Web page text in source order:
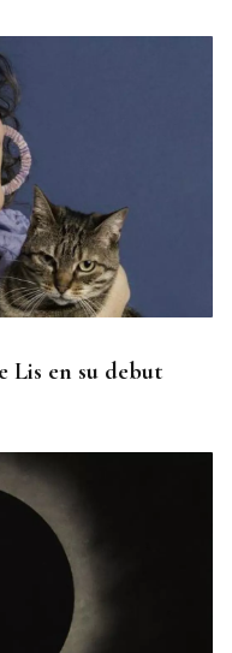
Lis en su debut